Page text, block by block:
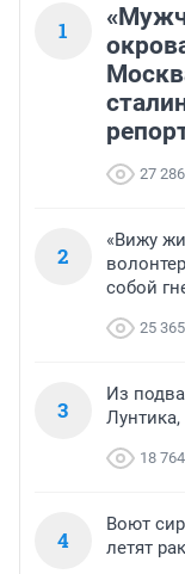
1
27 286
2
«Вижу
собой
25 365
3
Из
18 764
4
Воют
летят